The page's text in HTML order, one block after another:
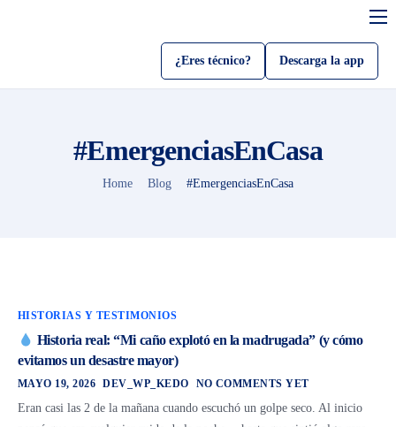
Como usar kedo app
¿Eres técnico? Descarga la app
#EmergenciasEnCasa
Home Blog #EmergenciasEnCasa
HISTORIAS Y TESTIMONIOS
Historia real: “Mi caño explotó en la madrugada” (y cómo
evitamos un desastre mayor)
MAYO 19, 2026 DEV_WP_KEDO NO COMMENTS YET
Eran casi las 2 de la mañana cuando escuchó un golpe seco. Al inicio